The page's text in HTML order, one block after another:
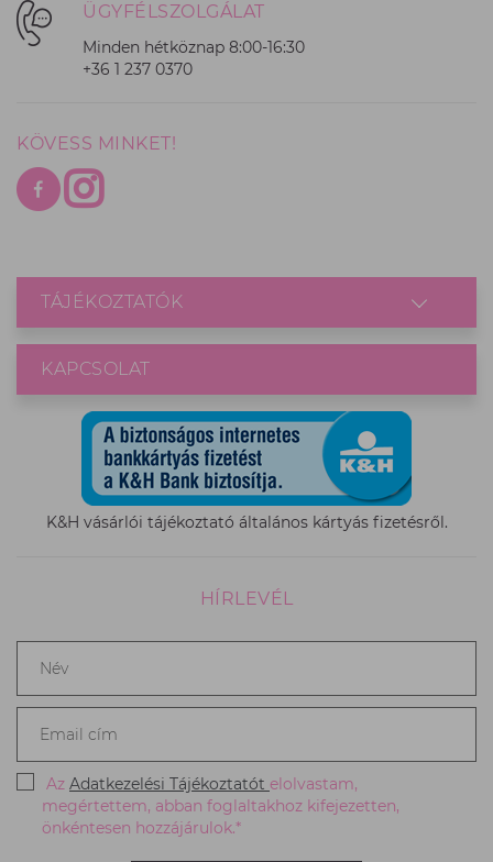
ÜGYFÉLSZOLGÁLAT
Minden hétköznap 8:00-16:30
+36 1 237 0370
KÖVESS MINKET!
TÁJÉKOZTATÓK
KAPCSOLAT
K&H vásárlói tájékoztató általános kártyás fizetésről.
HÍRLEVÉL
Név
Email
*
Az Adatkezelési Tájékoztatót elolvastam,
megértettem, abban foglaltakhoz kifejezetten,
önkéntesen hozzájárulok.*